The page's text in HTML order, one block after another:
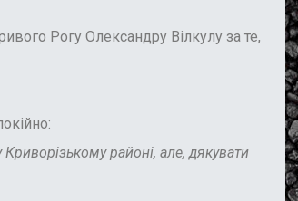
Рогу Олександру Вілкулу за те,
районі, але, дякувати